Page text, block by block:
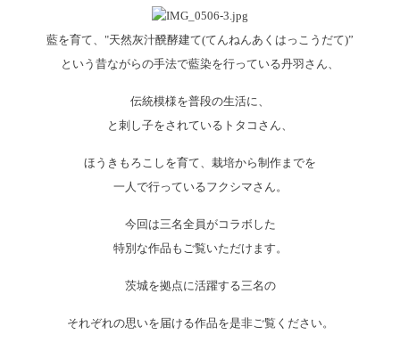
藍を育て、"天然灰汁醗酵建て(てんねんあくはっこうだて)”
という昔ながらの手法で藍染を行っている丹羽さん、
伝統模様を普段の生活に、
と刺し子をされているトタコさん、
ほうきもろこしを育て、栽培から制作までを
一人で行っているフクシマさん。
今回は三名全員がコラボした
特別な作品もご覧いただけます。
茨城を拠点に活躍する三名の
それぞれの思いを届ける作品を是非ご覧ください。